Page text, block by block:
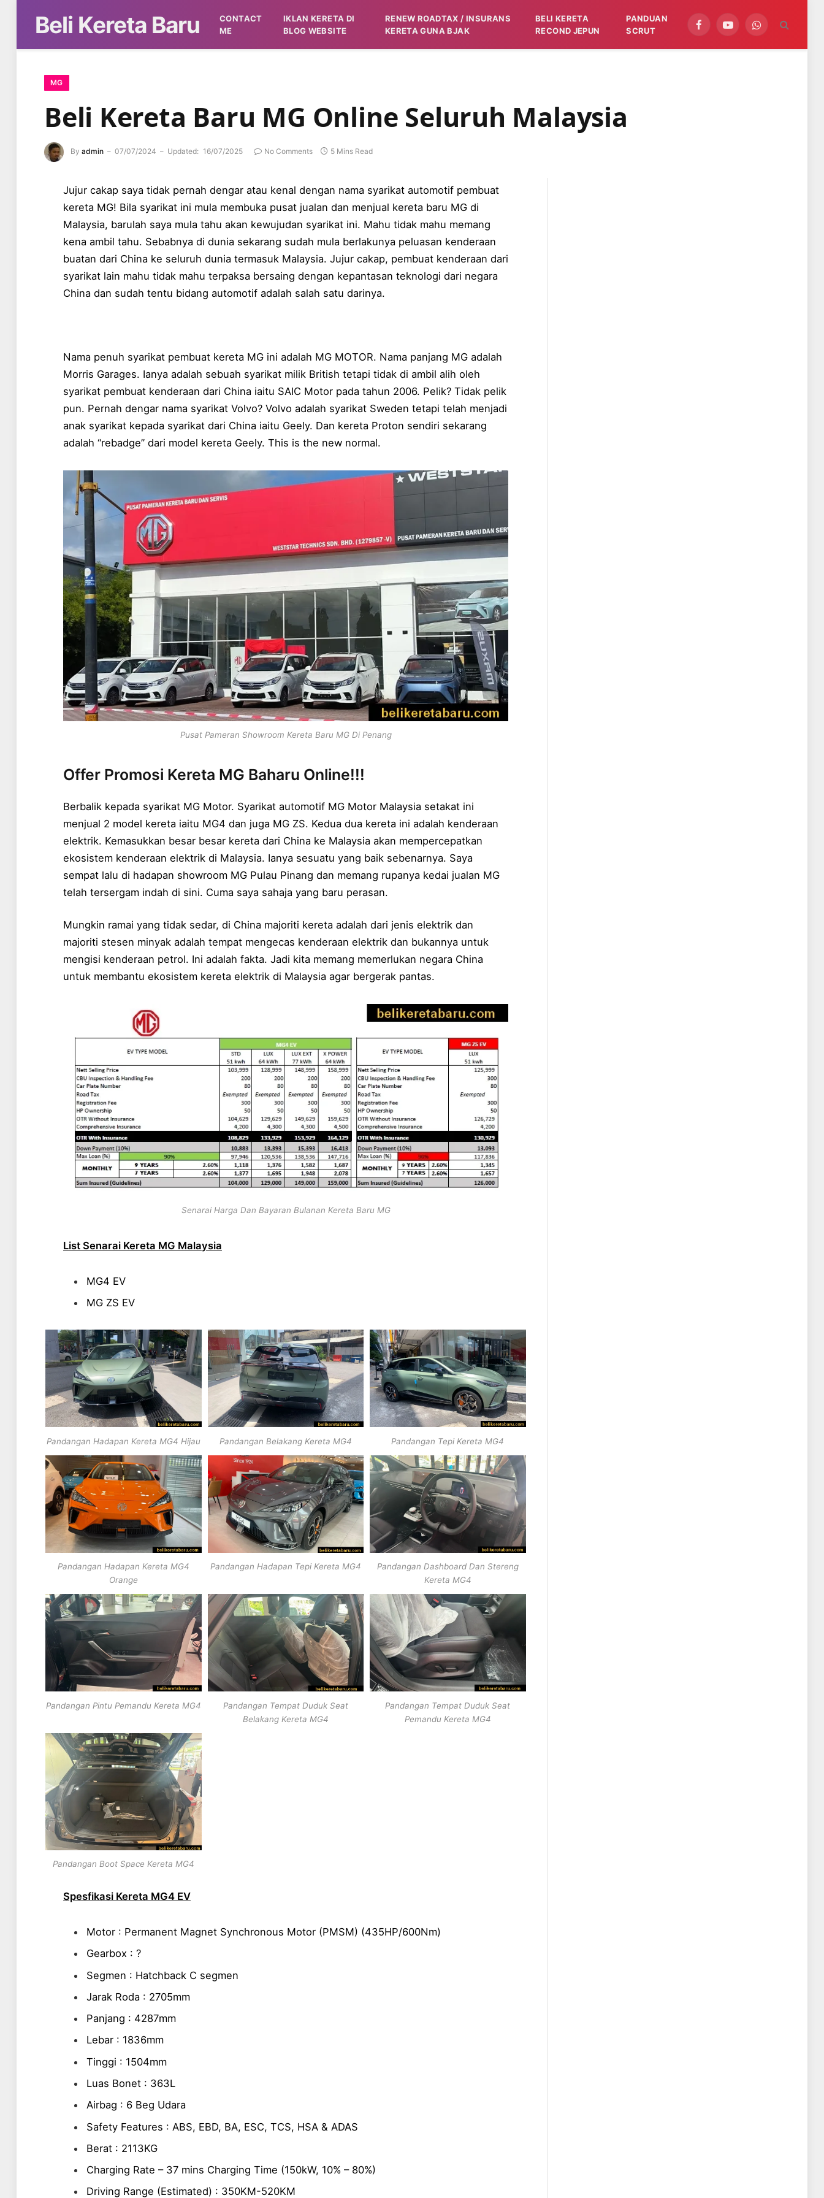
Beli Kereta Baru
CONTACT
ME
IKLAN KERETA DI
BLOG WEBSITE
RENEW ROADTAX / INSURANS
KERETA GUNA BJAK
BELI KERETA
RECOND JEPUN
PANDUAN
SCRUT
FacebookYouTubeWhatsApp
MG
Beli Kereta Baru MG Online Seluruh Malaysia
By admin 07/07/2024 Updated: 16/07/2025 No Comments 5 Mins Read
Jujur cakap saya tidak pernah dengar atau kenal dengan nama syarikat automotif pembuat
kereta MG! Bila syarikat ini mula membuka pusat jualan dan menjual kereta baru MG di
Malaysia, barulah saya mula tahu akan kewujudan syarikat ini. Mahu tidak mahu memang
kena ambil tahu. Sebabnya di dunia sekarang sudah mula berlakunya peluasan kenderaan
buatan dari China ke seluruh dunia termasuk Malaysia. Jujur cakap, pembuat kenderaan dari
syarikat lain mahu tidak mahu terpaksa bersaing dengan kepantasan teknologi dari negara
China dan sudah tentu bidang automotif adalah salah satu darinya.
Nama penuh syarikat pembuat kereta MG ini adalah MG MOTOR. Nama panjang MG adalah
Morris Garages. Ianya adalah sebuah syarikat milik British tetapi tidak di ambil alih oleh
syarikat pembuat kenderaan dari China iaitu SAIC Motor pada tahun 2006. Pelik? Tidak pelik
pun. Pernah dengar nama syarikat Volvo? Volvo adalah syarikat Sweden tetapi telah menjadi
anak syarikat kepada syarikat dari China iaitu Geely. Dan kereta Proton sendiri sekarang
adalah “rebadge” dari model kereta Geely. This is the new normal.
Pusat Pameran Showroom Kereta Baru MG Di Penang
Offer Promosi Kereta MG Baharu Online!!!
Berbalik kepada syarikat MG Motor. Syarikat automotif MG Motor Malaysia setakat ini
menjual 2 model kereta iaitu MG4 dan juga MG ZS. Kedua dua kereta ini adalah kenderaan
elektrik. Kemasukkan besar besar kereta dari China ke Malaysia akan mempercepatkan
ekosistem kenderaan elektrik di Malaysia. Ianya sesuatu yang baik sebenarnya. Saya
sempat lalu di hadapan showroom MG Pulau Pinang dan memang rupanya kedai jualan MG
telah tersergam indah di sini. Cuma saya sahaja yang baru perasan.
Mungkin ramai yang tidak sedar, di China majoriti kereta adalah dari jenis elektrik dan
majoriti stesen minyak adalah tempat mengecas kenderaan elektrik dan bukannya untuk
mengisi kenderaan petrol. Ini adalah fakta. Jadi kita memang memerlukan negara China
untuk membantu ekosistem kereta elektrik di Malaysia agar bergerak pantas.
Senarai Harga Dan Bayaran Bulanan Kereta Baru MG
List Senarai Kereta MG Malaysia
MG4 EV
MG ZS EV
Pandangan Hadapan Kereta MG4 Hijau Pandangan Belakang Kereta MG4 Pandangan Tepi Kereta MG4
Pandangan Hadapan Kereta MG4
Orange
Pandangan Hadapan Tepi Kereta MG4
Pandangan Dashboard Dan Stereng
Kereta MG4
Pandangan Pintu Pemandu Kereta MG4
Pandangan Tempat Duduk Seat
Belakang Kereta MG4
Pandangan Tempat Duduk Seat
Pemandu Kereta MG4
Pandangan Boot Space Kereta MG4
Spesfikasi Kereta MG4 EV
Motor : Permanent Magnet Synchronous Motor (PMSM) (435HP/600Nm)
Gearbox : ?
Segmen : Hatchback C segmen
Jarak Roda : 2705mm
Panjang : 4287mm
Lebar : 1836mm
Tinggi : 1504mm
Luas Bonet : 363L
Airbag : 6 Beg Udara
Safety Features : ABS, EBD, BA, ESC, TCS, HSA & ADAS
Berat : 2113KG
Charging Rate – 37 mins Charging Time (150kW, 10% – 80%)
Driving Range (Estimated) : 350KM-520KM